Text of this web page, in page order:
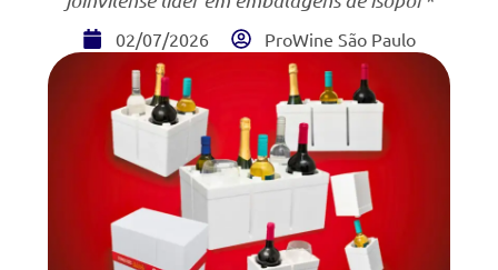
02/07/2026 ProWine São Paulo